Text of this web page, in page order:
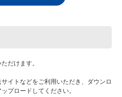
だけます。
イトなどをご利用いただき、ダウンロ
プロードしてください。